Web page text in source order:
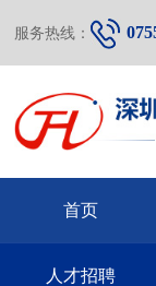
服务热线：
首页
人才招聘